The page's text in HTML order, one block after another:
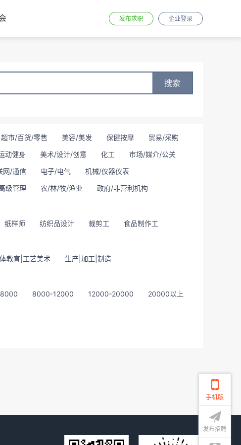
发布求职 企业登录
搜索
超市/百货/零售 美容/美发 保健按摩
贸易/采购
动健身 美术/设计/创意 化工
市场/媒介/公关
网/通信 电子/电气
机械/仪器仪表
级管理 农/林/牧/渔业
政府/非营利机构
纸样师 纺织品设计 裁剪工
食品制作工
教育|工艺美术
生产|加工|制造
8000-12000 12000-20000 20000以上
手机版
发布招聘